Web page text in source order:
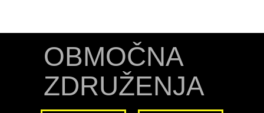
OBMOČNA
ZDRUŽENJA